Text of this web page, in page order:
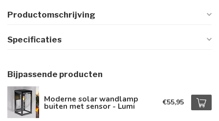
Productomschrijving
Specificaties
Bijpassende producten
Moderne solar wandlamp
buiten met sensor - Lumi €55,95